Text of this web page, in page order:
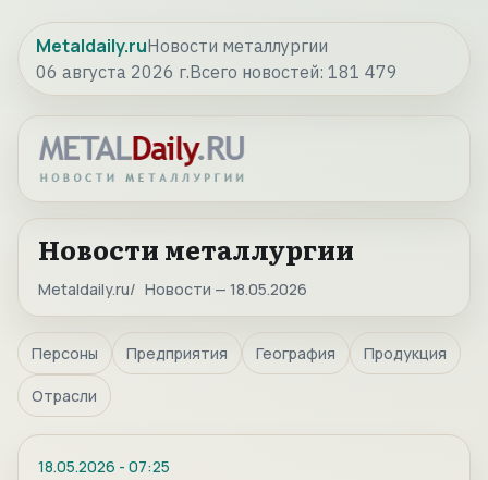
Metaldaily.ruНовости металлургии
06 августа 2026 г.Всего новостей: 181 479
Новости металлургии
Metaldaily.ru Новости — 18.05.2026
Персоны Предприятия География Продукция
Отрасли
18.05.2026 - 07:25